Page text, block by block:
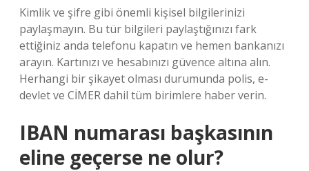
Kimlik ve şifre gibi önemli kişisel bilgilerinizi
paylaşmayın. Bu tür bilgileri paylaştığınızı fark
ettiğiniz anda telefonu kapatın ve hemen bankanızı
arayın. Kartınızı ve hesabınızı güvence altına alın.
Herhangi bir şikayet olması durumunda polis, e-
devlet ve CİMER dahil tüm birimlere haber verin.
IBAN numarası başkasının
eline geçerse ne olur?